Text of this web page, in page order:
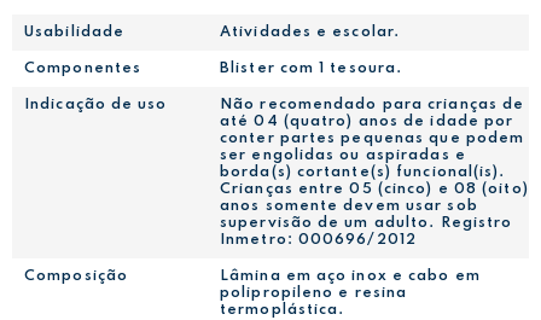
Usabilidade Atividades e escolar.
Componentes Blister com 1 tesoura.
Indicação de uso
Não recomendado para crianças de
até 04 (quatro) anos de idade por
conter partes pequenas que podem
ser engolidas ou aspiradas e
borda(s) cortante(s) funcional(is).
Crianças entre 05 (cinco) e 08 (oito)
anos somente devem usar sob
supervisão de um adulto. Registro
Inmetro: 000696/2012
Composição
Lâmina em aço inox e cabo em
polipropileno e resina
termoplástica.